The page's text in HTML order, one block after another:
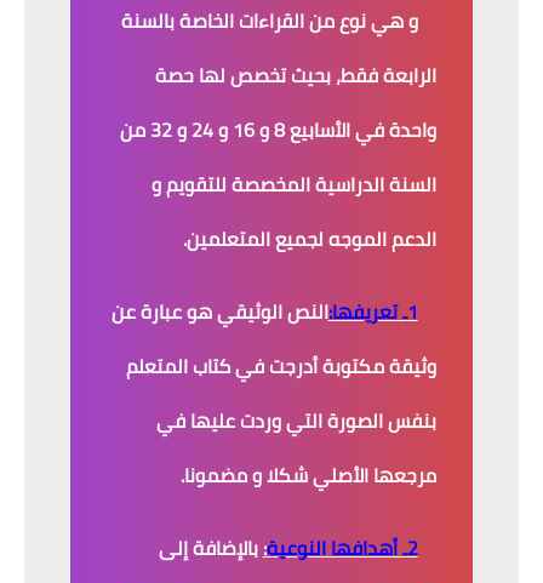
و هي نوع من القراءات الخاصة بالسنة
الرابعة فقط، بحيث تخصص لها حصة
واحدة في الأسابيع 8 و 16 و 24 و 32 من
السنة الدراسية المخصصة للتقويم و
الدعم الموجه لجميع المتعلمين.
1ـ تعريفها:
النص الوثيقي هو عبارة عن
وثيقة مكتوبة أدرجت في كتاب المتعلم
بنفس الصورة التي وردت عليها في
مرجعها الأصلي شكلا و مضمونا.
2ـ أهدافها النوعية
:بالإضافة إلى